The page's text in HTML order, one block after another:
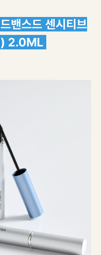
밴스드 센시티브
) 2.0ML